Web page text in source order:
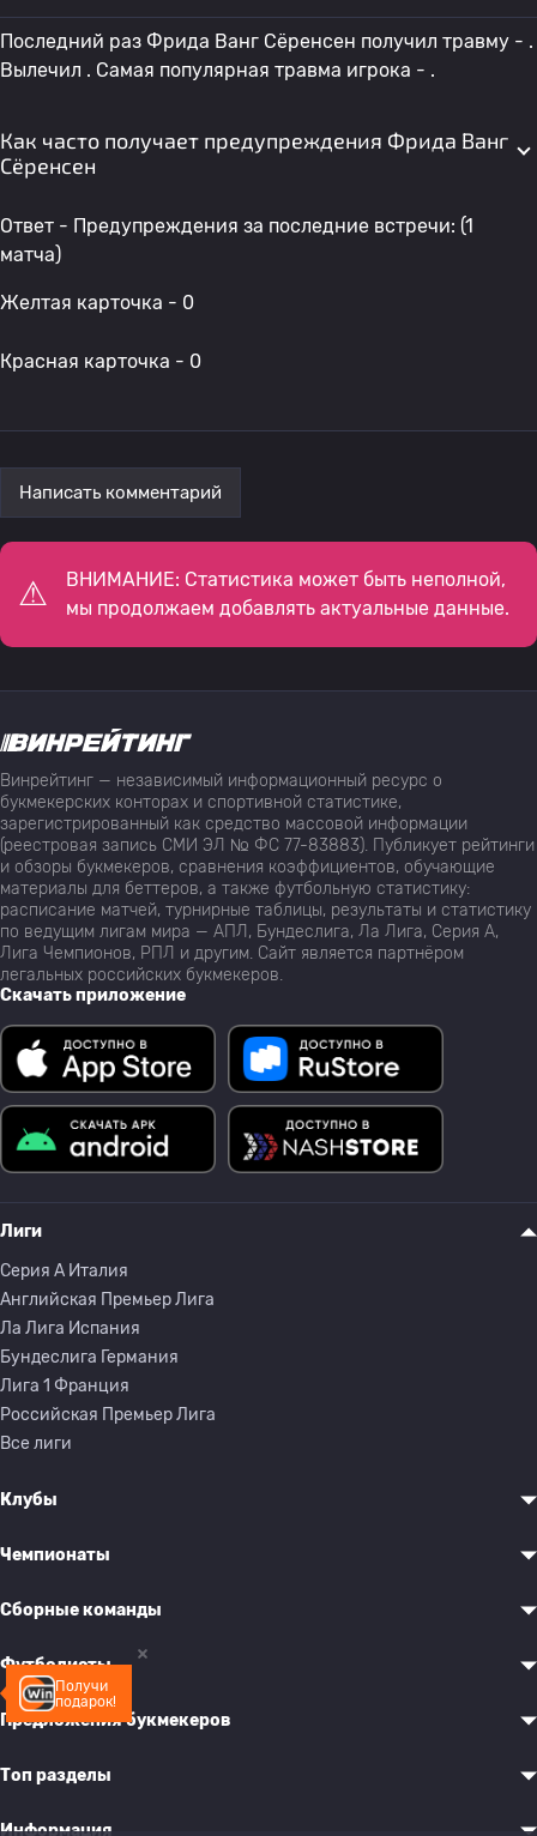
Последний раз Фрида Ванг Сёренсен получил травму - .
Вылечил . Самая популярная травма игрока - .
Как часто получает предупреждения Фрида Ванг
Сёренсен
Ответ - Предупреждения за последние встречи: (1
матча)
Желтая карточка - 0
Красная карточка - 0
Написать комментарий
ВНИМАНИЕ: Статистика может быть неполной,
мы продолжаем добавлять актуальные данные.
Получи
подарок!
Винрейтинг — независимый информационный ресурс о
букмекерских конторах и спортивной статистике,
зарегистрированный как средство массовой информации
(реестровая запись СМИ ЭЛ № ФС 77-83883). Публикует рейтинги
и обзоры букмекеров, сравнения коэффициентов, обучающие
материалы для беттеров, а также футбольную статистику:
расписание матчей, турнирные таблицы, результаты и статистику
по ведущим лигам мира — АПЛ, Бундеслига, Ла Лига, Серия А,
Лига Чемпионов, РПЛ и другим. Сайт является партнёром
легальных российских букмекеров.
Скачать приложение
Лиги
Серия A Италия
Английская Премьер Лига
Ла Лига Испания
Бундеслига Германия
Лига 1 Франция
Российская Премьер Лига
Все лиги
Клубы
Чемпионаты
Сборные команды
Футболисты
Предложения букмекеров
Топ разделы
Информация